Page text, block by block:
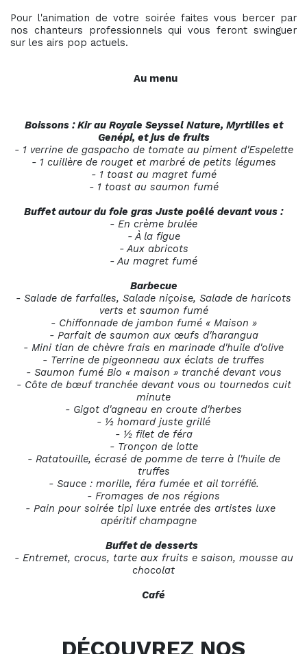
Pour l'animation de votre soirée faites vous bercer par
nos chanteurs professionnels qui vous feront swinguer
sur les airs pop actuels.
Au menu
Boissons : Kir au Royale Seyssel Nature, Myrtilles et
Genépi, et jus de fruits
- 1 verrine de gaspacho de tomate au piment d'Espelette
- 1 cuillère de rouget et marbré de petits légumes
- 1 toast au magret fumé
- 1 toast au saumon fumé
Buffet autour du foie gras Juste poêlé devant vous :
- En crème brulée
- À la figue
- Aux abricots
- Au magret fumé
Barbecue
- Salade de farfalles, Salade niçoise, Salade de haricots
verts et saumon fumé
- Chiffonnade de jambon fumé « Maison »
- Parfait de saumon aux œufs d'harangua
- Mini tian de chèvre frais en marinade d'huile d'olive
- Terrine de pigeonneau aux éclats de truffes
- Saumon fumé Bio « maison » tranché devant vous
- Côte de bœuf tranchée devant vous ou tournedos cuit
minute
- Gigot d'agneau en croute d'herbes
- ½ homard juste grillé
- ½ filet de féra
- Tronçon de lotte
- Ratatouille, écrasé de pomme de terre à l'huile de
truffes
- Sauce : morille, féra fumée et ail torréfié.
- Fromages de nos régions
- Pain pour soirée tipi luxe entrée des artistes luxe
apéritif champagne
Buffet de desserts
- Entremet, crocus, tarte aux fruits e saison, mousse au
chocolat
Café
DÉCOUVREZ NOS